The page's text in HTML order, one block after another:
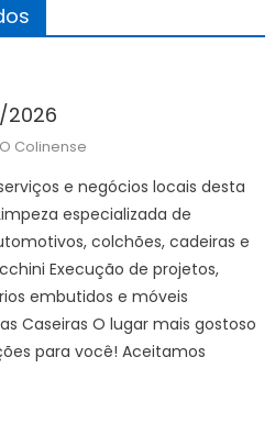
2026
Author
O Colinense
e negócios locais desta
especializada de
colchões, cadeiras e
Execução de projetos,
embutidos e móveis
Caseiras O lugar mais gostoso
para você! Aceitamos